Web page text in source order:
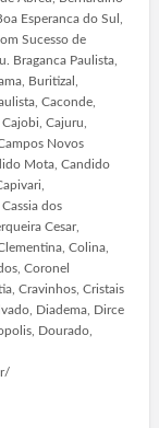
Esperanca do Sul,
Sucesso de
Braganca Paulista,
Buritizal,
Caconde,
Cajuru,
Novos
Mota, Candido
dos
Cesar,
Colina,
Coronel
Cravinhos, Cristais
Diadema, Dirce
Dourado,